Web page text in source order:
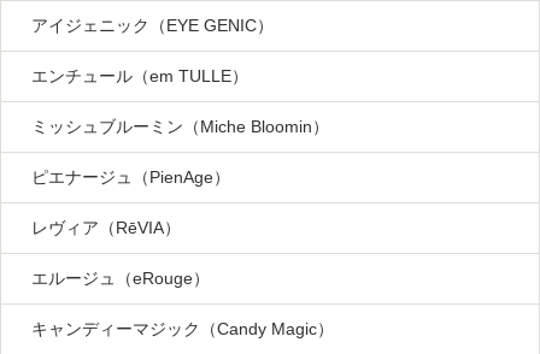
アイジェニック（EYE GENIC）
エンチュール（em TULLE）
ミッシュブルーミン（Miche Bloomin）
ピエナージュ（PienAge）
レヴィア（RēVIA）
エルージュ（eRouge）
キャンディーマジック（Candy Magic）